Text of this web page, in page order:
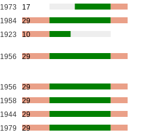
1973
17
1984
29
1923 10
1956 29
1956
29
1958
29
1944
29
1979 29